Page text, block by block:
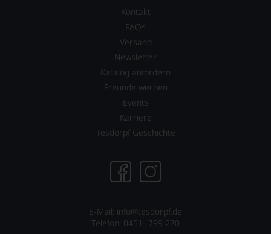
Kontakt
FAQs
Versand
Newsletter
Katalog anfordern
Freunde werben
Events
Karriere
Tesdorpf Geschichte
E-Mail: info@tesdorpf.de
Telefon: 0451- 799 270